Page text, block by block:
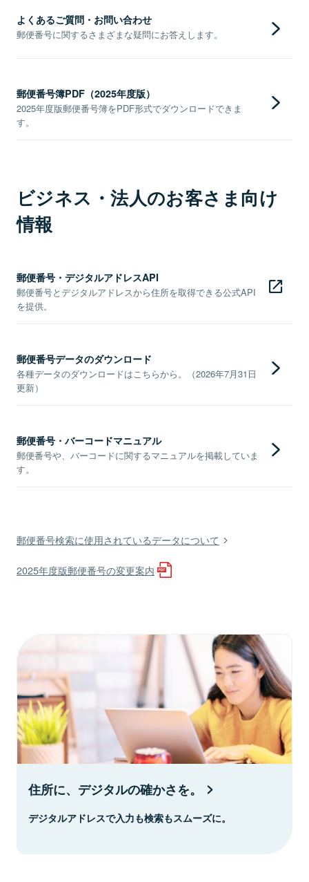
よくあるご質問・お問い合わせ
郵便番号に関するさまざまな疑問にお答えします。
郵便番号簿PDF（2025年度版）
2025年度版郵便番号簿をPDF形式でダウンロードできま
す。
ビジネス・法人のお客さま向け
情報
郵便番号・デジタルアドレスAPI
郵便番号とデジタルアドレスから住所を取得できる公式API
を提供。
郵便番号データのダウンロード
各種データのダウンロードはこちらから。（2026年7月31日
更新）
郵便番号・バーコードマニュアル
郵便番号や、バーコードに関するマニュアルを掲載していま
す。
郵便番号検索に使用されているデータについて
2025年度版郵便番号の変更案内
住所に、デジタルの確かさを。
デジタルアドレスで入力も検索もスムーズに。